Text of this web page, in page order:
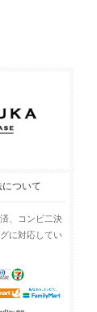
ついて
、コンビ二決
に対応してい